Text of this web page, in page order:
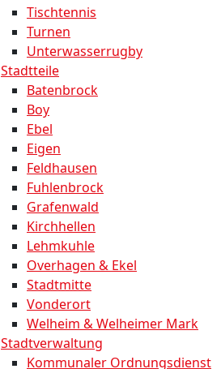
Tischtennis
Turnen
Unterwasserrugby
Stadtteile
Batenbrock
Boy
Ebel
Eigen
Feldhausen
Fuhlenbrock
Grafenwald
Kirchhellen
Lehmkuhle
Overhagen & Ekel
Stadtmitte
Vonderort
Welheim & Welheimer Mark
Stadtverwaltung
Kommunaler Ordnungsdienst